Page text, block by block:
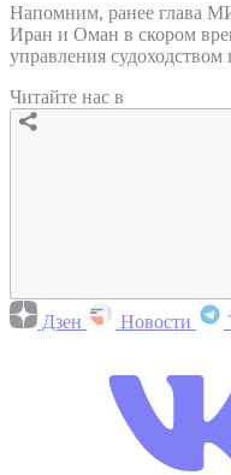
Напомним, ранее глава
Иран и Оман в скором
управления
Читайте нас в
Дзен Новости